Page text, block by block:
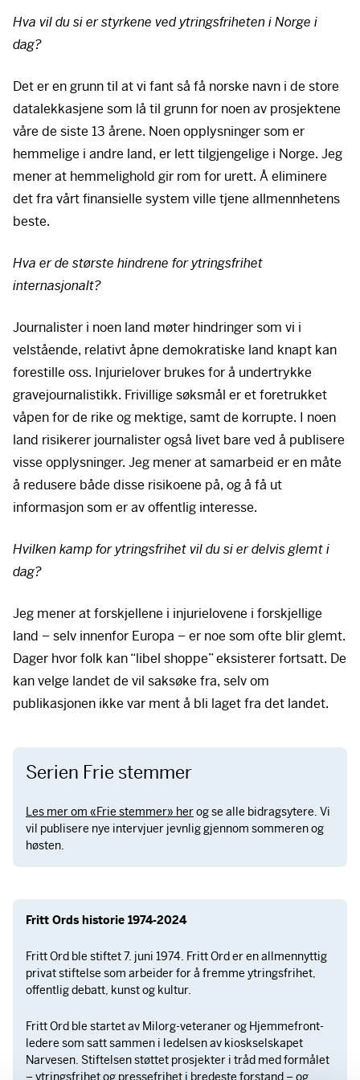
Hva vil du si er styrkene ved ytringsfriheten i Norge i
dag?
Det er en grunn til at vi fant så få norske navn i de store
datalekkasjene som lå til grunn for noen av prosjektene
våre de siste 13 årene. Noen opplysninger som er
hemmelige i andre land, er lett tilgjengelige i Norge. Jeg
mener at hemmelighold gir rom for urett. Å eliminere
det fra vårt finansielle system ville tjene allmennhetens
beste.
Hva er de største hindrene for ytringsfrihet
internasjonalt?
Journalister i noen land møter hindringer som vi i
velstående, relativt åpne demokratiske land knapt kan
forestille oss. Injurielover brukes for å undertrykke
gravejournalistikk. Frivillige søksmål er et foretrukket
våpen for de rike og mektige, samt de korrupte. I noen
land risikerer journalister også livet bare ved å publisere
visse opplysninger. Jeg mener at samarbeid er en måte
å redusere både disse risikoene på, og å få ut
informasjon som er av offentlig interesse.
Hvilken kamp for ytringsfrihet vil du si er delvis glemt i
dag?
Jeg mener at forskjellene i injurielovene i forskjellige
land – selv innenfor Europa – er noe som ofte blir glemt.
Dager hvor folk kan “libel shoppe” eksisterer fortsatt. De
kan velge landet de vil saksøke fra, selv om
publikasjonen ikke var ment å bli laget fra det landet.
Serien Frie stemmer
Les mer om «Frie stemmer» herog se alle bidragsytere. Vi
vil publisere nye intervjuer jevnlig gjennom sommeren og
høsten.
Fritt Ords historie 1974-2024
Fritt Ord ble stiftet 7. juni 1974. Fritt Ord er en allmennyttig
privat stiftelse som arbeider for å fremme ytringsfrihet,
offentlig debatt, kunst og kultur.
Fritt Ord ble startet av Milorg-veteraner og Hjemmefront-
ledere som satt sammen i ledelsen av kioskselskapet
Narvesen. Stiftelsen støttet prosjekter i tråd med formålet
– ytringsfrihet og pressefrihet i bredeste forstand – og